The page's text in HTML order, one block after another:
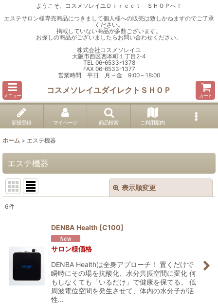
ようこそ、コスメソレイユＤｉｒｅｃｔ ＳＨＯＰへ！
エステサロン様専売商品につきまして個人様への販売は致しかねますのでご了承
ください。
掲載していない商品が多数ございます。
お探しの商品がございましたらお問い合わせください。
株式会社コスメソレイユ
大阪市西区西本町１丁目2-4
TEL 06-6533-1378
FAX 06-6533-1377
営業時間 平日 月～金 9:00～18:00
メニュー
コスメソレイユダイレクトＳＨＯＰ
カート
新規登録 マイページ 商品検索 ご利用案内
ホーム > エステ機器
エステ機器
表示順変更
絞り込む
6件
DENBA Health [C100]
サロン様価格
DENBA Healthは全身アプローチ！ 置くだけで
瞬時にその場を抗酸化、水分共振空間に変化 何
もしなくても「いるだけ」で健康を保てる。 低
周波電位空間を発生させて、体内の水分子が活
性…